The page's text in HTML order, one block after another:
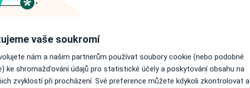
zahájení nebo pokračování léčby. Pokud to potřebujete,
funguje?
vaše soukromí
nám a našim partnerům používat soubory cookie (nebo podobné
ke shromažďování údajů pro statistické účely a poskytování obsahu na
zvyklostí při procházení. Své preference můžete kdykoli zkontrolovat a